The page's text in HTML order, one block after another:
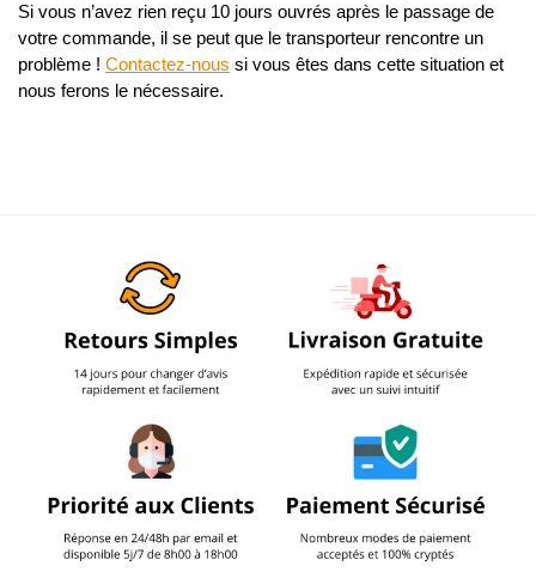
Si vous n’avez rien reçu 10 jours ouvrés après le passage de
votre commande, il se peut que le transporteur rencontre un
problème ! Contactez-nous si vous êtes dans cette situation et
nous ferons le nécessaire.